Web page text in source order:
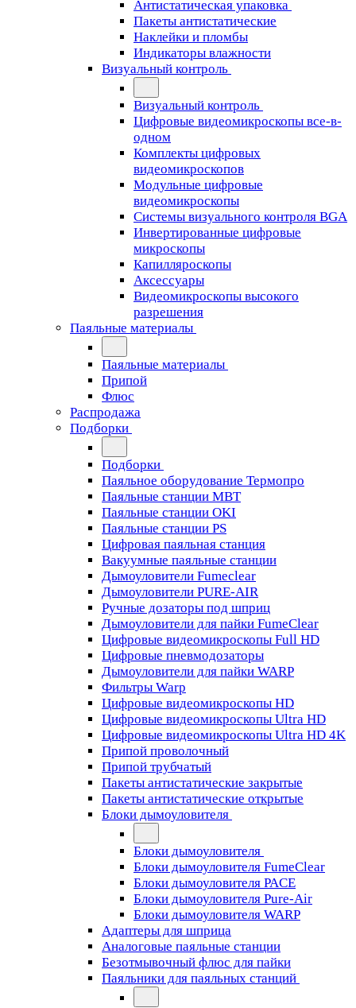
Антистатическая упаковка
Пакеты антистатические
Наклейки и пломбы
Индикаторы влажности
Визуальный контроль
Визуальный контроль
Цифровые видеомикроскопы все-в-
одном
Комплекты цифровых
видеомикроскопов
Модульные цифровые
видеомикроскопы
Cистемы визуального контроля BGA
Инвертированные цифровые
микроскопы
Капилляроскопы
Аксессуары
Видеомикроскопы высокого
разрешения
Паяльные материалы
Паяльные материалы
Припой
Флюс
Распродажа
Подборки
Подборки
Паяльное оборудование Термопро
Паяльные станции MBT
Паяльные станции OKI
Паяльные станции PS
Цифровая паяльная станция
Вакуумные паяльные станции
Дымоуловители Fumeclear
Дымоуловители PURE-AIR
Ручные дозаторы под шприц
Дымоуловители для пайки FumeClear
Цифровые видеомикроскопы Full HD
Цифровые пневмодозаторы
Дымоуловители для пайки WARP
Фильтры Warp
Цифровые видеомикроскопы HD
Цифровые видеомикроскопы Ultra HD
Цифровые видеомикроскопы Ultra HD 4K
Припой проволочный
Припой трубчатый
Пакеты антистатические закрытые
Пакеты антистатические открытые
Блоки дымоуловителя
Блоки дымоуловителя
Блоки дымоуловителя FumeClear
Блоки дымоуловителя PACE
Блоки дымоуловителя Pure-Air
Блоки дымоуловителя WARP
Адаптеры для шприца
Аналоговые паяльные станции
Безотмывочный флюс для пайки
Паяльники для паяльных станций